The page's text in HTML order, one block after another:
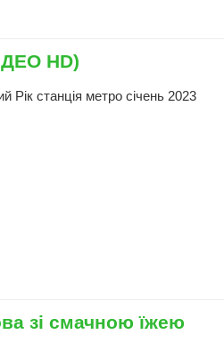
HD)
Рік станція метро січень 2023
зі смачною їжею